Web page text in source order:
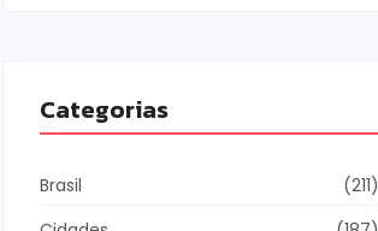
Categorias
Brasil
(211)